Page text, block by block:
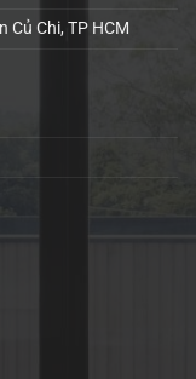
Củ Chi, TP HCM